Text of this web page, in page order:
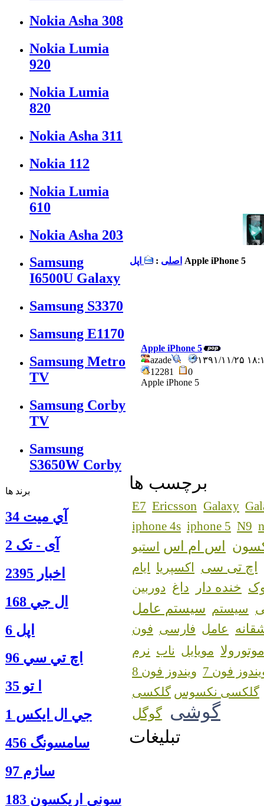
Nokia Asha 308
Nokia Lumia
920
Nokia Lumia
820
Nokia Asha 311
Nokia 112
Nokia Lumia
610
Nokia Asha 203
Samsung
I6500U Galaxy
Samsung S3370
Samsung E1170
Samsung Metro
TV
Samsung Corby
TV
Samsung
S3650W Corby
برند ها
آي ميت 34
آی - تک 2
اخبار 2395
ال جي 168
اپل 6
اچ تي سي 96
ا‍ تو 35
جي ال ايكس 1
سامسونگ 456
ساژم 97
سوني اريكسون 183
اصلی : اپل Apple iPhone 5
Apple iPhone 5
azade
۱۱/۲۵ ۱۸:۱۶
12281
0
Apple iPhone 5
برچسب ها
E7 Ericsson Galaxy
iphone 4s iphone 5 N9
اس ام اس استیو
اچ تی سی اکسپریا ایام
خنده دار داغ دوربین
سیستم سیستم عامل
عامل فارسی فون
موتورولا مویایل ناب نرم
فون 7
ویندوز فون 8
گلکسی نکسوس
گوشی گوگل
تبلیغات